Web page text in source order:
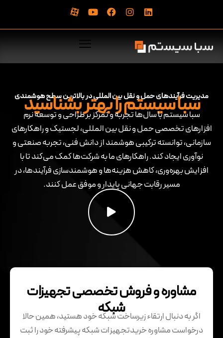
مدیریت فرآیندهای حمل و نقل بین المللی در بالاترین سطح هوشمندی
سبا سیستم را بهتر بشناسید
سبا سیستم با سال‌ها تجربه و تمرکز بر طراحی و توسعه نرم
افزارهای تخصصی حمل و نقل بین المللی، لجستیک و راهکارهای
سازمانی، توانسته ترکیبی هوشمند از دانش فنی، تجربه صنعتی و
نوآوری ایجاد کند. راهکارهای ما به شرکت‌ها کمک می‌کند تا با
افزایش بهره‌وری، کاهش هزینه‌ها و هوشمندسازی فرآیندها، در
مسیر رقابت جهانی پایدار و موفق عمل کنند.
مشاوره و فروش تخصصی تجهیزات
شبکه
اگر به دنبال ارتقاء زیرساخت شبکه‌ خود هستید، همین حالا
درخواست مشاوره خریدتجهیزات شبکه پیشرفته خود را ثبت